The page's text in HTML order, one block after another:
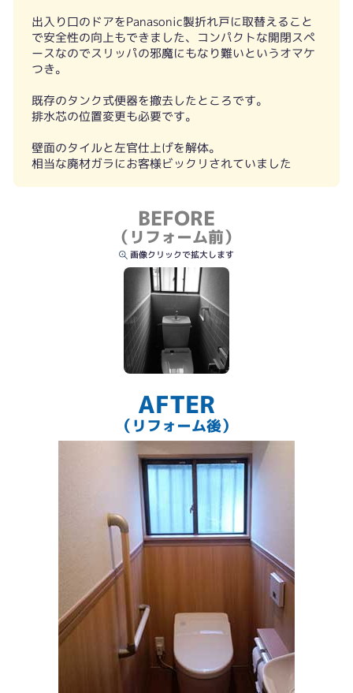
出入り口のドアをPanasonic製折れ戸に取替えること
で安全性の向上もできました、コンパクトな開閉スペ
ースなのでスリッパの邪魔にもなり難いというオマケ
つき。
既存のタンク式便器を撤去したところです。
排水芯の位置変更も必要です。
壁面のタイルと左官仕上げを解体。
相当な廃材ガラにお客様ビックリされていました
BEFORE
（リフォーム前）
画像クリックで拡大します
AFTER
（リフォーム後）